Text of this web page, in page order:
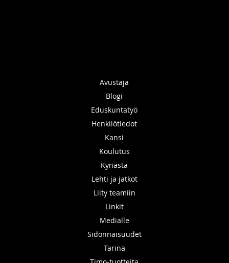
Avustaja
Blogi
Eduskuntatyö
Henkilötiedot
Kansi
Koulutus
Kynästä
Lehti ja jatkot
Liity teamiin
Linkit
Medialle
Sidonnaisuudet
Tarina